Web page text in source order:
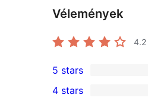
Vélemények
4.2
4
5-
5 stars
4 stars